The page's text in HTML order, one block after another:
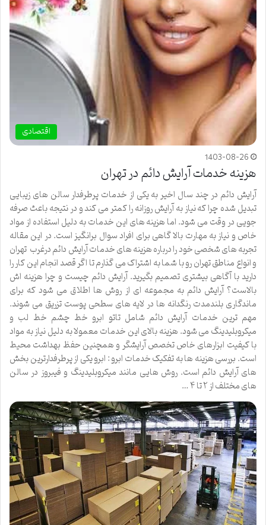
اقتصادی
1403-08-26
هزینه خدمات آرایش دائم در تهران
آرایش دائم در چند سال اخیر به یکی از خدمات پرطرفدار سالن های زیبایی
تبدیل شده چرا که نیاز به آرایش روزانه را کمتر می کند و در نتیجه باعث صرفه
جویی در وقت می شود. اما هزینه های این خدمات به دلیل استفاده از مواد
خاص و نیاز به مهارت بالا گاهی برای افراد سوال برانگیز است. در این مقاله
تجربه های شخصی خود را درباره هزینه های خدمات آرایش دائم درغرب تهران
و انواع مناطق تهران رو با شما به اشتراک می گذارم تا اگر قصد انجام این کار را
دارید با آگاهی بیشتری تصمیم بگیرید. آرایش دائم چیست و چرا هزینه اش
بالاست؟ آرایش دائم به مجموعه ای از روش ها اطلاق می شود که برای
ماندگاری بلندمدت رنگدانه ها در لایه های سطحی پوست تزریق می شوند.
مهم ترین خدمات آرایش دائم شامل تاتو ابرو خط چشم خط لب و
میکروبلیدینگ می شود. هزینه بالای این خدمات معمولا به دلیل نیاز به مواد
با کیفیت ابزارهای خاص تخصص آرایشگر و همچنین حفظ بهداشت محیط
است. بررسی هزینه ها به تفکیک خدمات ابرو : ابرو یکی از پرطرفدارترین بخش
های آرایش دائم است. روش هایی مانند میکروبلیدینگ و فیبروز در سالن
های مختلف از ۲ تا ۴ …